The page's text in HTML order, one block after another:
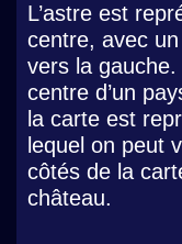
L’astre est
centre, avec
vers la
centre d’un
la carte est
lequel on peut
côtés de la
château.